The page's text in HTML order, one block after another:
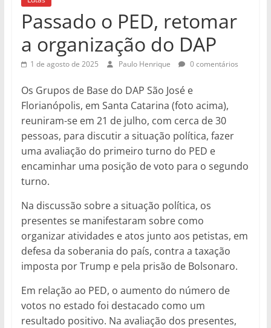
Passado o PED, retomar
a organização do DAP
1 de agosto de 2025 Paulo Henrique 0 comentários
Os Grupos de Base do DAP São José e
Florianópolis, em Santa Catarina (foto acima),
reuniram-se em 21 de julho, com cerca de 30
pessoas, para discutir a situação política, fazer
uma avaliação do primeiro turno do PED e
encaminhar uma posição de voto para o segundo
turno.
Na discussão sobre a situação política, os
presentes se manifestaram sobre como
organizar atividades e atos junto aos petistas, em
defesa da soberania do país, contra a taxação
imposta por Trump e pela prisão de Bolsonaro.
Em relação ao PED, o aumento do número de
votos no estado foi destacado como um
resultado positivo. Na avaliação dos presentes,